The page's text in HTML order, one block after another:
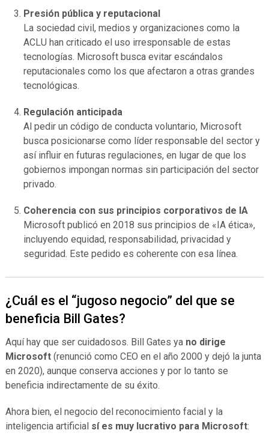
Presión pública y reputacional
La sociedad civil, medios y organizaciones como la
ACLU han criticado el uso irresponsable de estas
tecnologías. Microsoft busca evitar escándalos
reputacionales como los que afectaron a otras grandes
tecnológicas.
Regulación anticipada
Al pedir un código de conducta voluntario, Microsoft
busca posicionarse como líder responsable del sector y
así influir en futuras regulaciones, en lugar de que los
gobiernos impongan normas sin participación del sector
privado.
Coherencia con sus principios corporativos de IA
Microsoft publicó en 2018 sus principios de «IA ética»,
incluyendo equidad, responsabilidad, privacidad y
seguridad. Este pedido es coherente con esa línea.
¿Cuál es el “jugoso negocio” del que se
beneficia Bill Gates?
Aquí hay que ser cuidadosos. Bill Gates ya no dirige
Microsoft(renunció como CEO en el año 2000 y dejó la junta
en 2020), aunque conserva acciones y por lo tanto se
beneficia indirectamente de su éxito.
Ahora bien, el negocio del reconocimiento facial y la
inteligencia artificial sí es muy lucrativo para Microsoft: